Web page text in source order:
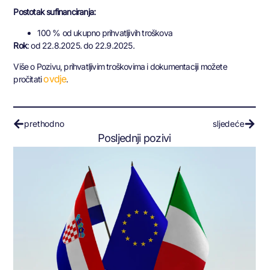
Postotak sufinanciranja:
100 % od ukupno prihvatljivih troškova
Rok: od 22.8.2025. do 22.9.2025.
Više o Pozivu, prihvatljivim troškovima i dokumentaciji možete
pročitatiovdje.
prethodno sljedeće
Posljednji pozivi